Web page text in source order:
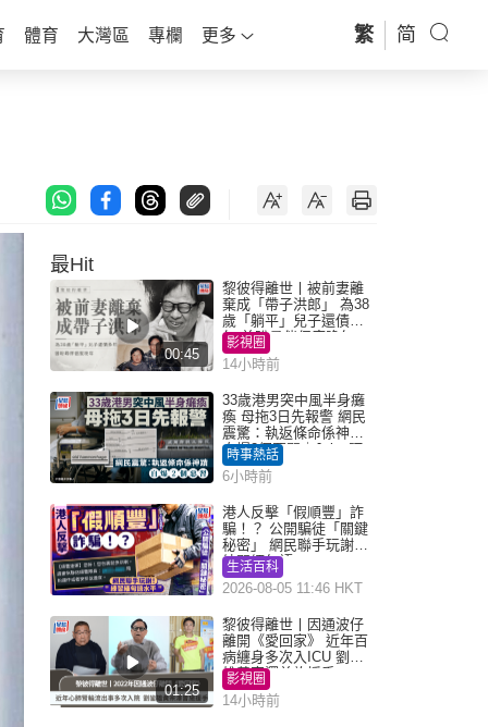
體育 大灣區 專欄 更多 繁 简
最Hit
00:45
黎彼得離世丨被前妻離
棄成「帶子洪郎」 為38
歲「躺平」兒子還債多
年 曾盼尋伴侶度晚年
影視圈
14小時前
33歲港男突中風半身癱
瘓 母拖3日先報警 網民
震驚：執返條命係神蹟
自爆2個惡習｜Juicy叮
時事熱話
6小時前
港人反擊「假順豐」詐
騙！？ 公開騙徒「關鍵
秘密」 網民聯手玩謝：
練習緬甸語
生活百科
2026-08-05 11:46 HKT
01:25
黎彼得離世丨因通波仔
離開《愛回家》 近年百
病纏身多次入ICU 劉鑾
雄黃宗澤曾施援手
影視圈
14小時前